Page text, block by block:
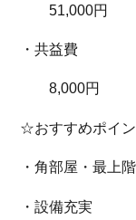
51,000円
・共益費
8,000円
☆おすすめポイ
・角部屋・最上階
・設備充実